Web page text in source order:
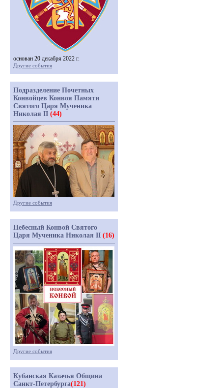
основан 20 декабря 2022 г.
Другие события
Подразделение Почетных
Конвойцев Конвоя Памяти
Святого Царя Мученика
Николая II (44)
Другие события
Небесный Конвой Святого
Царя Мученика Николая II (16)
Другие события
Кубанская Казачья Община
Санкт-Петербурга(121)